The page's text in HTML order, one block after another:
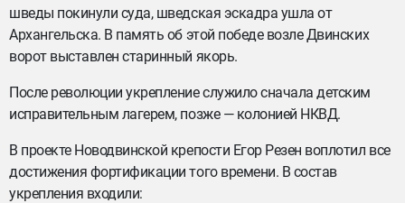
шведы покинули суда, шведская эскадра ушла от
Архангельска. В память об этой победе возле Двинских
ворот выставлен старинный якорь.
После революции укрепление служило сначала детским
исправительным лагерем, позже — колонией НКВД.
В проекте Новодвинской крепости Егор Резен воплотил все
достижения фортификации того времени. В состав
укрепления входили: